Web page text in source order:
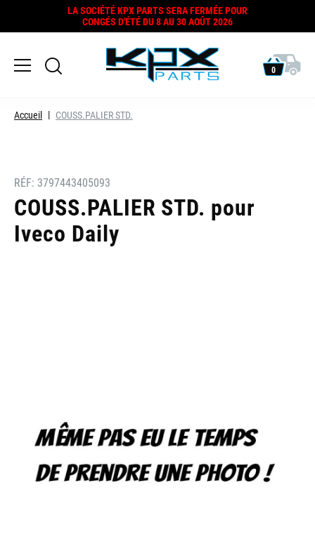
LA SOCIÉTÉ KPX PARTS SERA FERMÉE POUR
CONGÉS D'ÉTÉ DU 8 AU 30 AOÛT 2026
0
Accueil COUSS.PALIER STD.
RÉF: 3797443405093
COUSS.PALIER STD. pour
Iveco Daily